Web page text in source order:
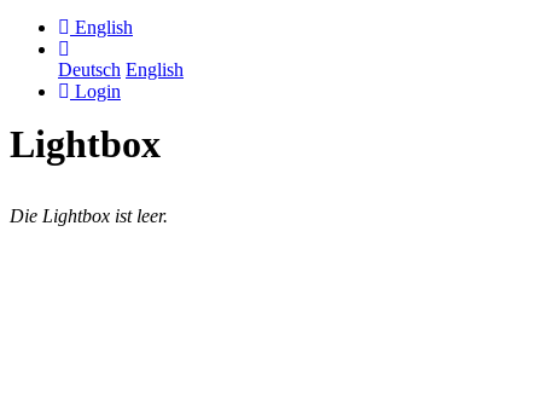
English
Deutsch English
Login
Lightbox
Die Lightbox ist leer.